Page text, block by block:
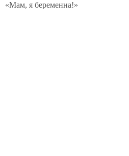
«Мам, я беременна!»